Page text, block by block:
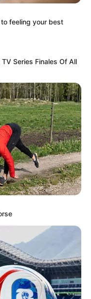
feeling your best
Series Finales Of All